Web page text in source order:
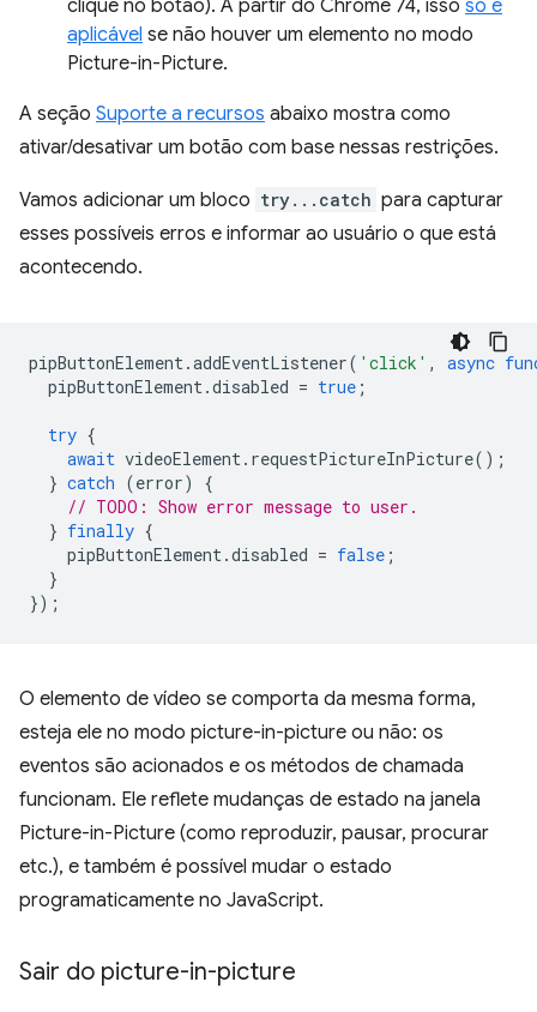
clique no botão). A partir do Chrome 74, isso só é
aplicável se não houver um elemento no modo
Picture-in-Picture.
A seção Suporte a recursos abaixo mostra como
ativar/desativar um botão com base nessas restrições.
Vamos adicionar um bloco try...catch para capturar
esses possíveis erros e informar ao usuário o que está
acontecendo.
pipButtonElement.addEventListener( 'click' , async
pipButtonElement.disabled = true ;
try {
await videoElement. requestPictureInPicture();
} catch (error)
{
// TODO: Show error message to user.
} finally {
pipButtonElement.disabled = false ;
}
});
O elemento de vídeo se comporta da mesma forma,
esteja ele no modo picture-in-picture ou não: os
eventos são acionados e os métodos de chamada
funcionam. Ele reflete mudanças de estado na janela
Picture-in-Picture (como reproduzir, pausar, procurar
etc.), e também é possível mudar o estado
programaticamente no JavaScript.
Sair do picture-in-picture